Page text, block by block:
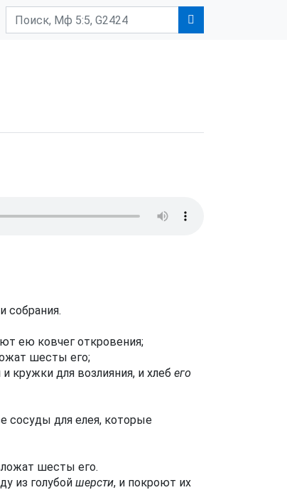
собрания.
ею ковчег откровения;
шесты его;
кружки для возлияния, и хлеб его
сосуды для елея, которые
шесты его.
из голубой шерсти, и покроют их